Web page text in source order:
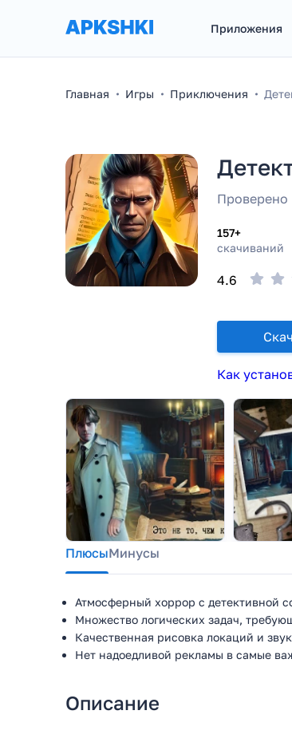
Приложения
Главная Игры Приключения
Проверено
157+
скачиваний
4.6
Как
ПлюсыМинусы
Атмосферный хоррор с детективной
Множество логических задач,
Качественная рисовка локаций и
Нет надоедливой рекламы в самые
Описание